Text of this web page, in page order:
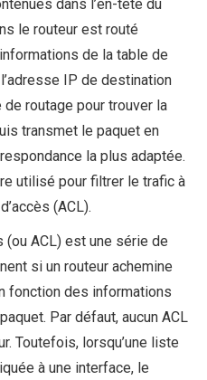
dans l’en-tête du
le routeur est routé
de la table de
IP de destination
routage pour trouver la
transmet le paquet en
la plus adaptée.
utilisé pour filtrer le trafic à
(ACL).
(ou ACL) est une série de
si un routeur achemine
fonction des informations
Par défaut, aucun ACL
Toutefois, lorsqu’une liste
à une interface, le